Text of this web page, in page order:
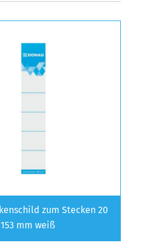
zum Stecken 20
mm weiß